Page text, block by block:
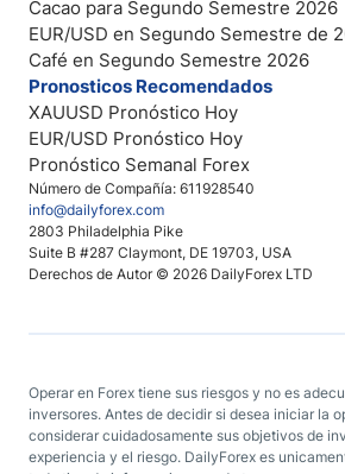
Número de Compañía: 611928540
info@dailyforex.com
2803 Philadelphia Pike
Suite B #287 Claymont, DE 19703, USA
Derechos de Autor © 2026 DailyForex LTD
Cacao para Segundo Semestre 2026
EUR/USD en Segundo Semestre de
Café en Segundo Semestre 2026
Pronosticos Recomendados
XAUUSD Pronóstico Hoy
EUR/USD Pronóstico Hoy
Pronóstico Semanal Forex
Operar en Forex tiene sus riesgos y no es
inversores. Antes de decidir si desea iniciar la
considerar cuidadosamente sus objetivos de
experiencia y el riesgo. DailyForex es